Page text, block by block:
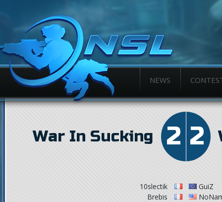
NEWS
War In Sucking
Hive
2 2
10slectik
Brebis
GuiZ